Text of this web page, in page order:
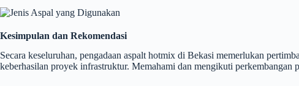
Kesimpulan dan Rekomendasi
Secara keseluruhan, pengadaan aspalt hotmix di Bekasi memerlukan
keberhasilan proyek infrastruktur. Memahami dan mengikuti perkembangan